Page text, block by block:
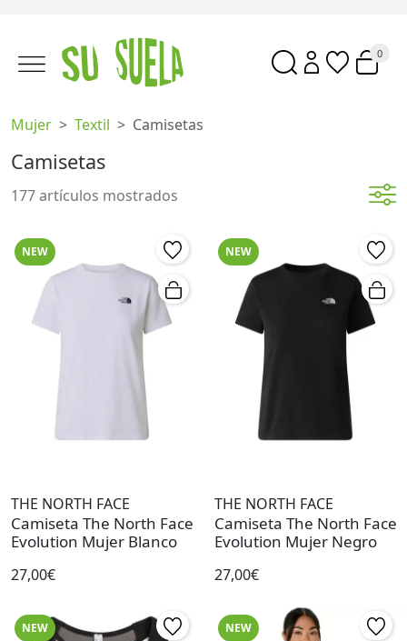
0
Mujer Textil Camisetas
Camisetas
177 artículos mostrados
NEW
THE NORTH FACE
Camiseta The North Face
Evolution Mujer Blanco
27,00€
NEW
THE NORTH FACE
Camiseta The North Face
Evolution Mujer Negro
27,00€
NEW NEW